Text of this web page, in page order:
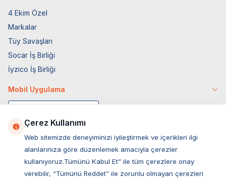
4 Ekim Özel
Markalar
Tüy Savaşları
Socar İş Birliği
İyzico İş Birliği
Mobil Uygulama
Çerez Kullanımı
Web sitemizde deneyiminizi iyileştirmek ve içerikleri ilgi
alanlarınıza göre düzenlemek amacıyla çerezler
kullanıyoruz.Tümünü Kabul Et” ile tüm çerezlere onay
verebilir, “Tümünü Reddet” ile zorunlu olmayan çerezleri